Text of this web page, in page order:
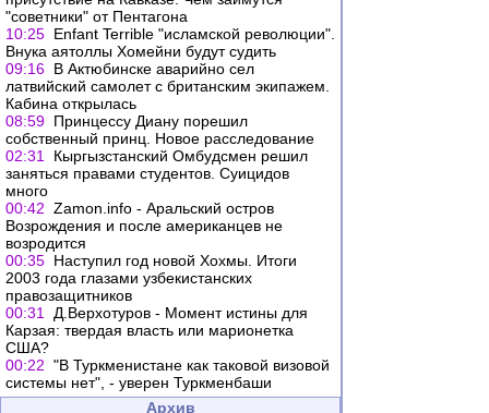
"советники" от Пентагона
10:25 Enfant Terrible "исламской революции".
Внука аятоллы Хомейни будут судить
09:16 В Актюбинске аварийно сел
латвийский самолет с британским экипажем.
Кабина открылась
08:59 Принцессу Диану порешил
собственный принц. Новое расследование
02:31
Кыргызстанский Омбудсмен решил
заняться правами студентов. Суицидов
много
00:42 Zamon.info - Аральский остров
Возрождения и после американцев не
возродится
00:35 Наступил год новой Хохмы. Итоги
2003 года глазами узбекистанских
правозащитников
00:31
Д.Верхотуров - Момент истины для
Карзая: твердая власть или марионетка
США?
00:22 "В Туркменистане как таковой визовой
системы нет", - уверен Туркменбаши
Архив